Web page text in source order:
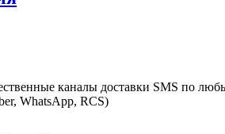
каналы доставки SMS по
WhatsApp, RCS)